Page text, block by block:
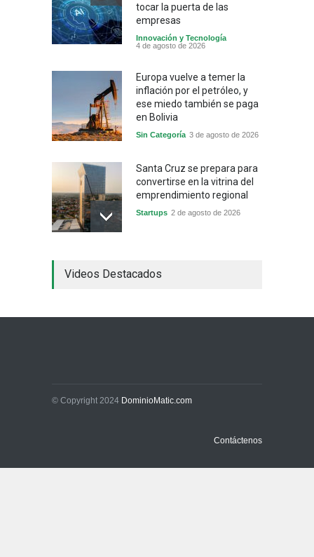
tocar la puerta de las
empresas
Innovación y Tecnología
4 de agosto de 2026
Europa vuelve a temer la
inflación por el petróleo, y
ese miedo también se paga
en Bolivia
Sin Categoría 3 de agosto de 2026
Santa Cruz se prepara para
convertirse en la vitrina del
emprendimiento regional
Startups 2 de agosto de 2026
industrial y el golpe puede
Sin Categoría 1 de agosto de 2026
Videos Destacados
© Copyright 2024 DominioMatic.com
Contáctenos